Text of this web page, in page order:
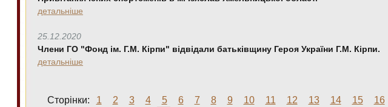
детальніше
25.12.2020
Члени ГО "Фонд ім. Г.М. Кірпи" відвідали батьківщину Героя України Г.М. Кірпи.
детальніше
Сторінки: 1 2 3 4 5 6 7 8 9 10 11 12 13 14 15 16